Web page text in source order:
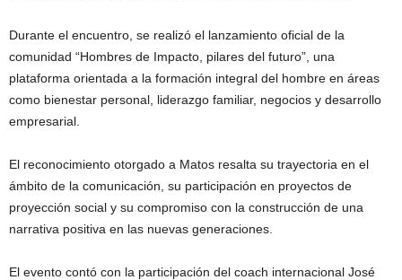
Durante el encuentro, se realizó el lanzamiento oficial de la
comunidad “Hombres de Impacto, pilares del futuro”, una
plataforma orientada a la formación integral del hombre en áreas
como bienestar personal, liderazgo familiar, negocios y desarrollo
empresarial.
El reconocimiento otorgado a Matos resalta su trayectoria en el
ámbito de la comunicación, su participación en proyectos de
proyección social y su compromiso con la construcción de una
narrativa positiva en las nuevas generaciones.
El evento contó con la participación del coach internacional José